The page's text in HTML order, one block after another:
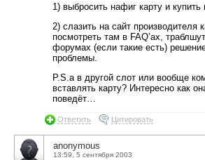
1) выбросить нафиг карту и купить
2) слазить на сайт производителя
посмотреть там в FAQ’ах,
форумах (если такие есть)
проблемы.
P.S.а в другой слот или вообще
вставлять карту? Интересно как
поведёт…
Ответить Цитировать
anonymous
13:59, 5 сентября 2003